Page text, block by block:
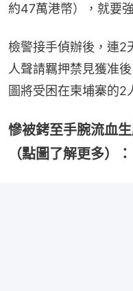
約47萬港幣），就要
檢警接手偵辦後，連2
人聲請羈押禁見獲准
圖將受困在柬埔寨的2
慘被銬至手腕流血
（點圖了解更多）：